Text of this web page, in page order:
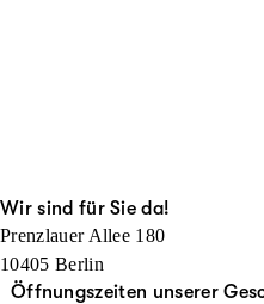
Wir sind für Sie da!
Prenzlauer Allee 180
10405 Berlin
Öffnungszeiten unserer